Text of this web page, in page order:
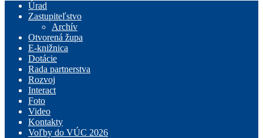
Úrad
Zastupiteľstvo
Archív
Otvorená župa
E-knižnica
Dotácie
Rada partnerstva
Rozvoj
Interact
Foto
Video
Kontakty
Voľby do VÚC 2026